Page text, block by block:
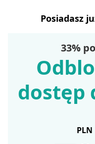
Posiadasz
33%
dostęp
PLN